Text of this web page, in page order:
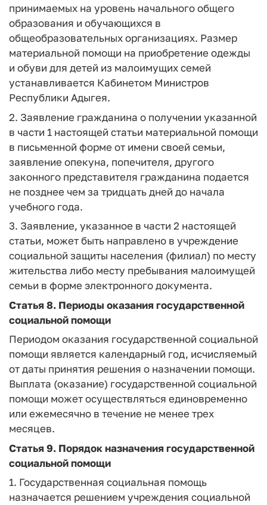
принимаемых на уровень начального общего
образования и обучающихся в
общеобразовательных организациях. Размер
материальной помощи на приобретение одежды
и обуви для детей из малоимущих семей
устанавливается Кабинетом Министров
Республики Адыгея.
2. Заявление гражданина о получении указанной
в части 1 настоящей статьи материальной помощи
в письменной форме от имени своей семьи,
заявление опекуна, попечителя, другого
законного представителя гражданина подается
не позднее чем за тридцать дней до начала
учебного года.
3. Заявление, указанное в части 2 настоящей
статьи, может быть направлено в учреждение
социальной защиты населения (филиал) по месту
жительства либо месту пребывания малоимущей
семьи в форме электронного документа.
Статья 8. Периоды оказания государственной
социальной помощи
Периодом оказания государственной социальной
помощи является календарный год, исчисляемый
от даты принятия решения о назначении помощи.
Выплата (оказание) государственной социальной
помощи может осуществляться единовременно
или ежемесячно в течение не менее трех
месяцев.
Статья 9. Порядок назначения государственной
социальной помощи
1. Государственная социальная помощь
назначается решением учреждения социальной